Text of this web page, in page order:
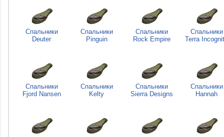
Спальники
Deuter
Спальники
Pinguin
Спальники
Rock Empire
Спальники
Terra
Спальники
Fjord Nansen
Спальники
Kelty
Спальники
Sierra Designs
Спальники
Hannah